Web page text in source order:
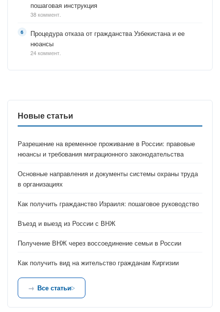
пошаговая инструкция
38 коммент.
Процедура отказа от гражданства Узбекистана и ее
нюансы
24 коммент.
Новые статьи
Разрешение на временное проживание в России: правовые
нюансы и требования миграционного законодательства
Основные направления и документы системы охраны труда
в организациях
Как получить гражданство Израиля: пошаговое руководство
Въезд и выезд из России с ВНЖ
Получение ВНЖ через воссоединение семьи в России
Как получить вид на жительство гражданам Киргизии
Все статьи